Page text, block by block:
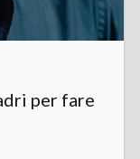
per fare